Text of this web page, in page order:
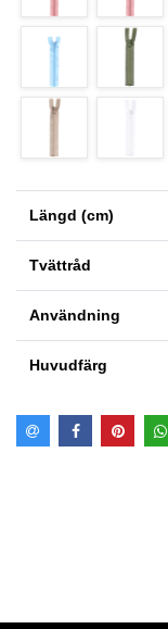
Längd (cm)
Tvättråd
Användning
Huvudfärg